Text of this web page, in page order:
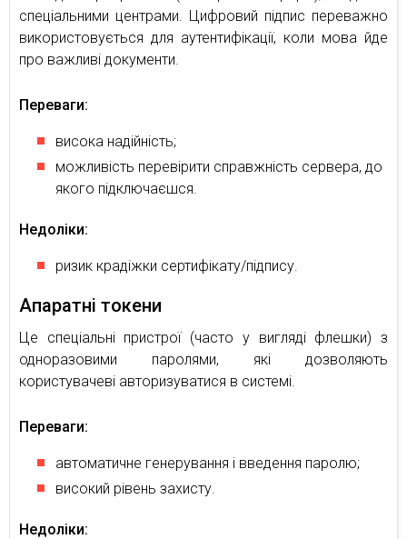
спеціальними центрами. Цифровий підпис переважно
використовується для аутентифікації, коли мова йде
про важливі документи.
Переваги:
висока надійність;
можливість перевірити справжність сервера, до
якого підключаєшся.
Недоліки:
ризик крадіжки сертифікату/підпису.
Апаратні токени
Це спеціальні пристрої (часто у вигляді флешки) з
одноразовими паролями, які дозволяють
користувачеві авторизуватися в системі.
Переваги:
автоматичне генерування і введення паролю;
високий рівень захисту.
Недоліки: